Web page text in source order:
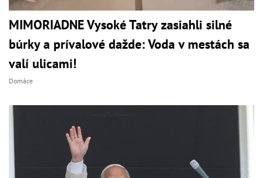
MIMORIADNE Vysoké Tatry zasiahli silné
búrky a prívalové dažde: Voda v mestách sa
valí ulicami!
Domáce